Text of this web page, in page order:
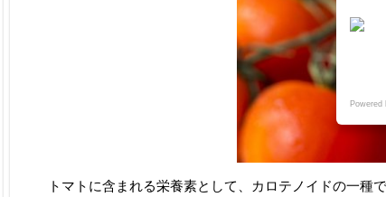
トマトに含まれる栄養素として、カロテノイドの一種
Powered